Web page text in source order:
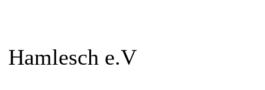
Hamlesch e.V